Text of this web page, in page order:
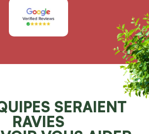
SERAIENT
RAVIES